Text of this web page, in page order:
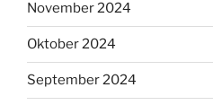
November 2024
Oktober 2024
September 2024